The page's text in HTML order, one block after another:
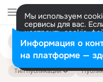
Мы используем
сервисы для вас.
настроить cookie-
представитель.
Разрешить все
Поиск
публикациям
Тип публикации
Информация о
на платформе —